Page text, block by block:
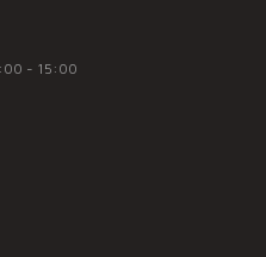
- 15:00